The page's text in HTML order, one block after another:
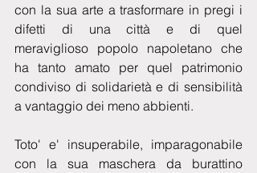
con la sua arte a trasformare in pregi i
difetti di una città e di quel
meraviglioso popolo napoletano che
ha tanto amato per quel patrimonio
condiviso di solidarietà e di sensibilità
a vantaggio dei meno abbienti.
Toto' e' insuperabile, imparagonabile
con la sua maschera da burattino